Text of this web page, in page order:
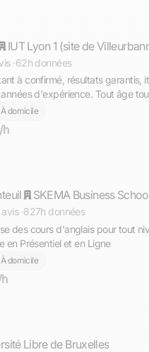
rapidement
·62h données
à confirmé, résultats garantis,
années d'expérience. Tout âge
Bac avec Option Internationale
de la Maturità (bac italien)
À domicile
/h
rapidementSKEMA Business
·827h données
des cours d'anglais pour tout
en Présentiel et en Ligne
À domicile
rapidement
Libre de Bruxelles